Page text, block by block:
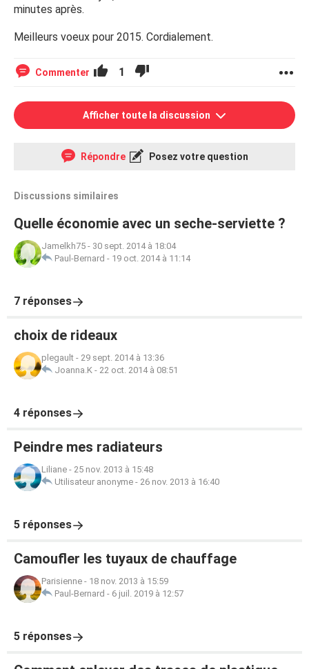
minutes après.
Meilleurs voeux pour 2015. Cordialement.
Commenter 1
Afficher toute la discussion
Répondre Posez votre question
Discussions similaires
Quelle économie avec un seche-serviette ?
Jamelkh75 - 30 sept. 2014 à 18:04
Paul-Bernard - 19 oct. 2014 à 11:14
7 réponses
choix de rideaux
plegault - 29 sept. 2014 à 13:36
Joanna.K - 22 oct. 2014 à 08:51
4 réponses
Peindre mes radiateurs
Liliane - 25 nov. 2013 à 15:48
Utilisateur anonyme - 26 nov. 2013 à 16:40
5 réponses
Camoufler les tuyaux de chauffage
Parisienne - 18 nov. 2013 à 15:59
Paul-Bernard - 6 juil. 2019 à 12:57
5 réponses